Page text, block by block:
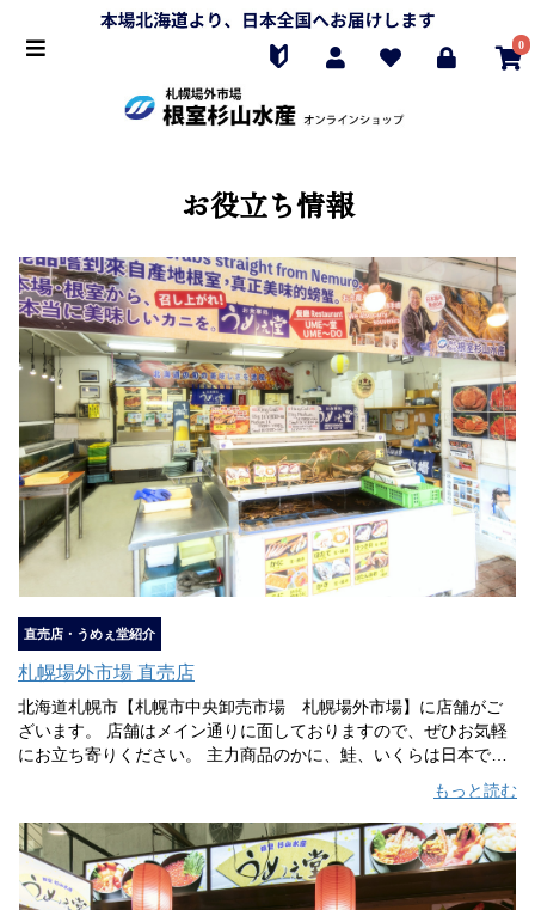
0
お役立ち情報
直売店・うめぇ堂紹介
札幌場外市場 直売店
北海道札幌市【札幌市中央卸売市場 札幌場外市場】に店舗がご
ざいます。 店舗はメイン通りに面しておりますので、ぜひお気軽
にお立ち寄りください。 主力商品のかに、鮭、いくらは日本でも
有数の漁港である北海道【根室】から直接仕入れを行っておりま
す。そのため、鮮度・安定した価格・品質管理など、一貫した流
通システムで全国へお届けすることができます。 また、隣接して
いる中央卸売市場から、牡蠣やホタテ、うになどの新鮮な魚介が
毎日入荷しているので、北海道の新鮮な魚介をいつでもお買い求
めいただけます。 対面販売では、一人一人のお客様に寄り添っ
もっと読む